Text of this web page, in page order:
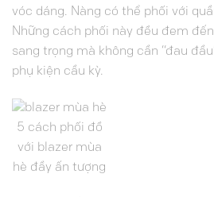
vóc dáng. Nàng có thể phối với
Những cách phối này đều đem
sang trọng mà không cần “đau
phụ kiện cầu kỳ.
5 cách phối đồ
với blazer mùa
hè đầy ấn tượng